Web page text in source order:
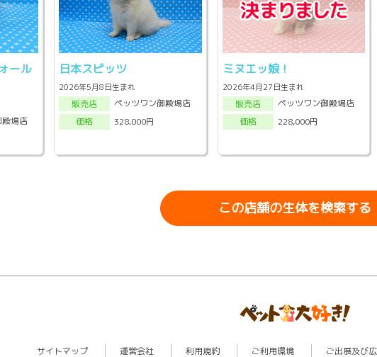
ール
場店
日本スピッツ
2026年5月8日生まれ
販売店
ペッツワン御殿場店
価格
328,000円
ミヌエッ娘！
2026年4月27日生まれ
販売店
ペッツワン御殿場店
価格
228,000円
この店舗の生体を検索する
サイトマップ 運営会社 利用規約 ご利用環境 ご出展及び